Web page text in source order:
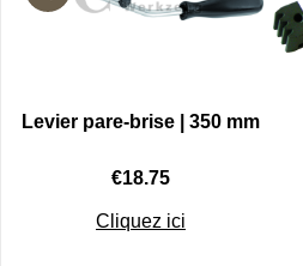
Levier pare-brise | 350 mm
€18.75
Cliquez ici